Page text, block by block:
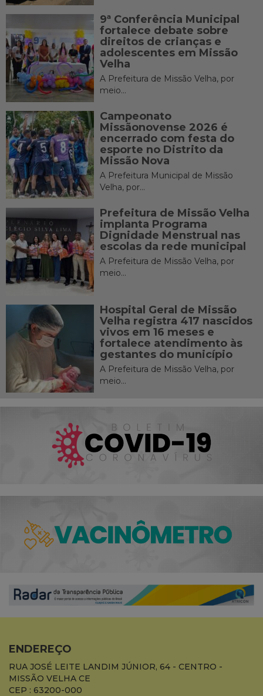
9ª Conferência Municipal
fortalece debate sobre
direitos de crianças e
adolescentes em Missão
Velha
A Prefeitura de Missão Velha, por
meio...
Campeonato
Missãonovense 2026 é
encerrado com festa do
esporte no Distrito da
Missão Nova
A Prefeitura Municipal de Missão
Velha, por...
Prefeitura de Missão Velha
implanta Programa
Dignidade Menstrual nas
escolas da rede municipal
A Prefeitura de Missão Velha, por
meio...
Hospital Geral de Missão
Velha registra 417 nascidos
vivos em 16 meses e
fortalece atendimento às
gestantes do município
A Prefeitura de Missão Velha, por
meio...
ENDEREÇO
RUA JOSÉ LEITE LANDIM JÚNIOR, 64 - CENTRO -
MISSÃO VELHA CE
CEP : 63200-000